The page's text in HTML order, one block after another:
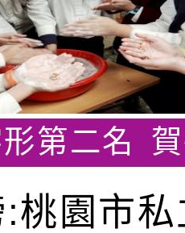
名 賀~劍
桃園市